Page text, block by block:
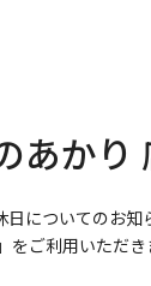
あかり
日についてのお
をご利用いただき